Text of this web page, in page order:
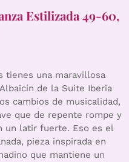
Estilizada 49-60,
tienes una maravillosa
de la Suite Iberia
cambios de musicalidad,
que de repente rompe y
un latir fuerte. Eso es el
pieza inspirada en
que mantiene un